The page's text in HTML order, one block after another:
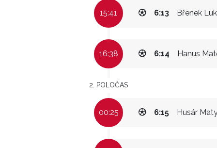
15:41 Břenek
6:13
16:38 Hanus
6:14
2. POLOČAS
00:25 Husár
6:15